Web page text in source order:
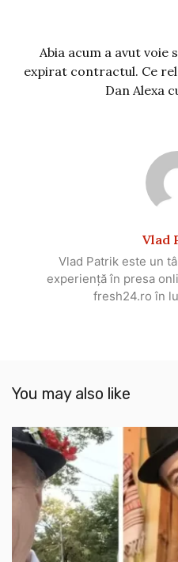
Abia acum a avut voie
expirat contractul. Ce
Dan Alexa
Vlad
Vlad Patrik este un
experiență în presa
fresh24.ro în
You may also like